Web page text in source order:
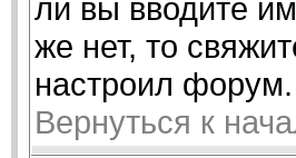
ли вы вводите
же нет, то
настроил форум.
Вернуться к